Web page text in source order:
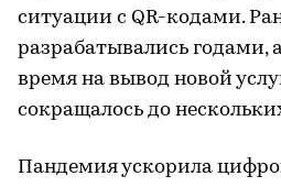
ситуации с QR-кодами.
разрабатывались годами,
время на вывод новой
сокращалось до
Пандемия ускорила